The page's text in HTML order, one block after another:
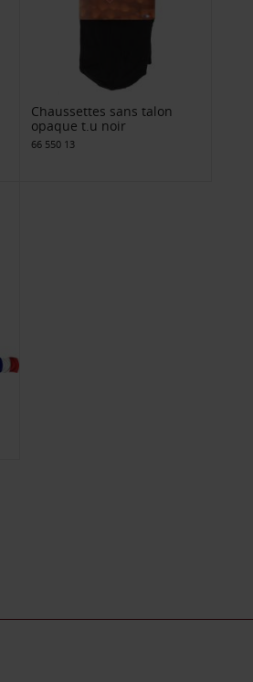
Chaussettes sans talon
opaque t.u noir
66 550 13